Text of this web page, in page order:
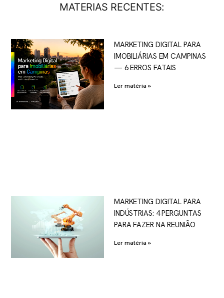
MATERIAS RECENTES:
MARKETING DIGITAL PARA
IMOBILIÁRIAS EM CAMPINAS
— 6 ERROS FATAIS
Ler matéria »
MARKETING DIGITAL PARA
INDÚSTRIAS: 4 PERGUNTAS
PARA FAZER NA REUNIÃO
Ler matéria »